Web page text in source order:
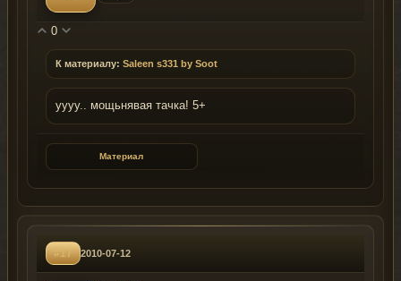
0
К материалу: Saleen s331 by Soot
уууу.. мощьнявая тачка! 5+
Материал
#17 2010-07-12